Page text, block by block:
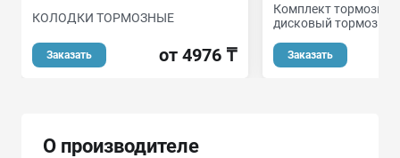
КОЛОДКИ ТОРМОЗНЫЕ
Заказать от 4976 ₸
Комплект
дисковый тормоз
Заказать
О производителе